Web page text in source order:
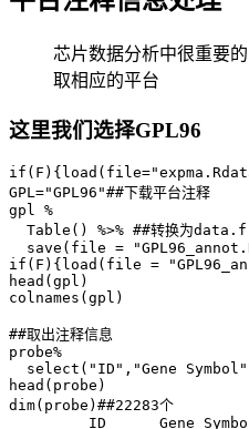
芯片数据分析中很重要
取相应的平台
这里我们选择GPL96
GPL="GPL96"##下载平台注释
gpl %
Table() %>% ##转换为
save(file =
if(F){load(file =
head(gpl)
colnames(gpl)
##取出注释信息
probe%
select("ID","Gene
head(probe)
dim(probe)##22283个
ID      Gene